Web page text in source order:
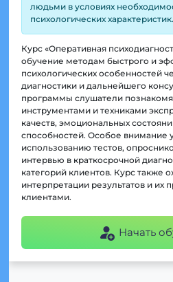
людьми в условиях
психологических характеристик.
Курс «Оперативная
обучение методам быстрого и
психологических особенностей
диагностики и дальнейшего
программы слушатели
инструментами и техниками
качеств, эмоциональных
способностей. Особое внимание
использованию тестов,
интервью в краткосрочной
категорий клиентов. Курс также
интерпретации результатов и их
клиентами.
Начать